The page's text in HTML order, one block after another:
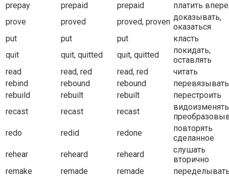
prepay
prepaid prepaid
платить
prove
proved proved, proven доказывать,
оказаться
put
put put
класть
quit
quit, quitted quit, quitted
покидать,
оставлять
read
read, red read, red
читать
rebind
rebound rebound
перевязывать
rebuild
rebuilt rebuilt
перестроить
recast
recast recast
redo
redid redone
повторять
сделанное
rehear
reheard reheard
слушать
вторично
remake
remade remade